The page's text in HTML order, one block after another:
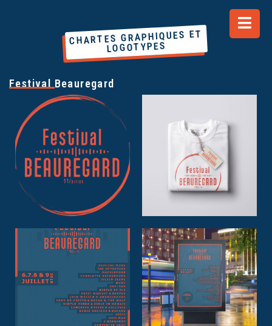
CHARTES GRAPHIQUES ET
LOGOTYPES
Festival Beauregard